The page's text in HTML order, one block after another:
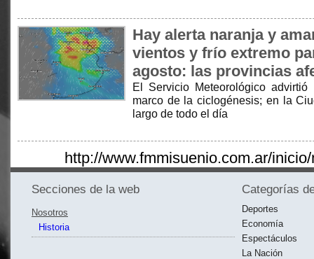
Hay alerta naranja y
vientos y frío extremo
agosto: las provincias
El Servicio Meteorológico
marco de la ciclogénesis; en la
largo de todo el día
http://www.fmmisuenio.com.ar/
Secciones de la web
Nosotros
Historia
Categorías
Deportes
Economía
Espectáculos
La Nación